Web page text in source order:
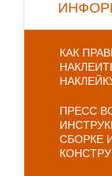
КАК
ПРЕСС
СБОРКЕ